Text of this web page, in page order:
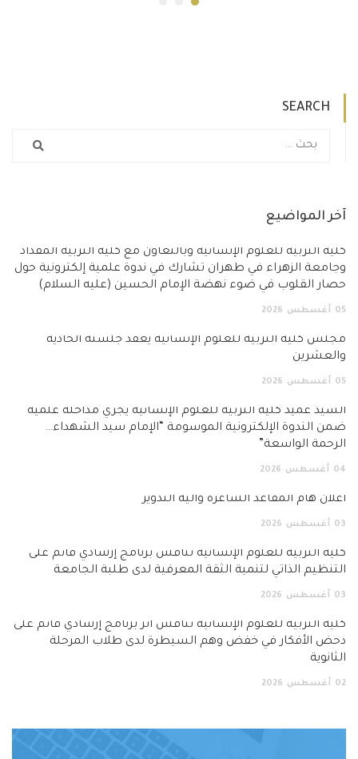
SEARCH
آخر المواضيع
كلية التربية للعلوم الإنسانية وبالتعاون مع كلية التربية المقداد
وجامعة الزهراء في طهران تشارك في ندوة علمية إلكترونية حول
حصار القلوب في ضوء نهضة الإمام الحسين (عليه السلام)
05 أغسطس 2026
مجلس كلية التربية للعلوم الإنسانية يعقد جلسته الحادية
والعشرين
05 أغسطس 2026
السيد عميد كلية التربية للعلوم الإنسانية يجري مداخلة علمية
ضمن الندوة الإلكترونية الموسومة “الإمام سيد الشهداء…
الرحمة الواسعة”
04 أغسطس 2026
اعلان هام المقاعد الشاغرة وآلية التدوير
03 أغسطس 2026
كلية التربية للعلوم الإنسانية تناقش برنامج إرشادي قائم على
التنظيم الذاتي لتنمية الثقة المعرفية لدى طلبة الجامعة
03 أغسطس 2026
كلية التربية للعلوم الإنسانية تناقش أثر برنامج إرشادي قائم على
دحض الأفكار في خفض وهم السيطرة لدى طلاب المرحلة
الثانوية
02 أغسطس 2026